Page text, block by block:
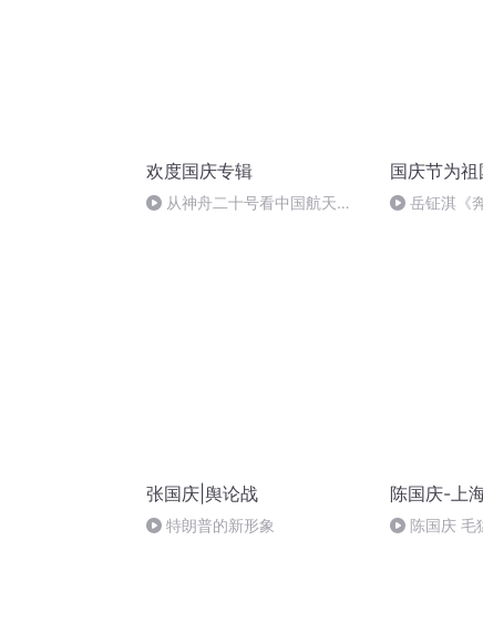
欢度国庆专辑
从神舟二十号看中国航天
国庆节为
岳钲淇《
张国庆|舆论战
特朗普的新形象
陈国庆-上
陈国庆 毛